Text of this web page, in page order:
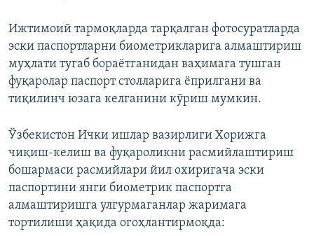
Ижтимоий тармоқларда тарқалган фотосуратларда
эски паспортларни биометрикларига алмаштириш
муҳлати тугаб бораётганидан ваҳимага тушган
фуқаролар паспорт столларига ёприлгани ва
тиқилинч юзага келганини кўриш мумкин.
Ўзбекистон Ички ишлар вазирлиги Хорижга
чиқиш-келиш ва фуқароликни расмийлаштириш
бошармаси расмийлари йил охиригача эски
паспортини янги биометрик паспортга
алмаштиришга улгурмаганлар жаримага
тортилиши ҳақида огоҳлантирмоқда: